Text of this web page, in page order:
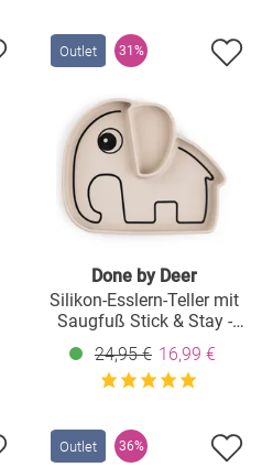
Outlet 31%
Done by Deer
Silikon-Esslern-Teller mit
Saugfuß Stick & Stay -
Elphee - Sand
24,95 € 16,99 €
Outlet 36%